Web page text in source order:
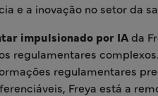
e a inovação no setor da
impulsionado por IAda
regulamentares
regulamentares
Freya está a